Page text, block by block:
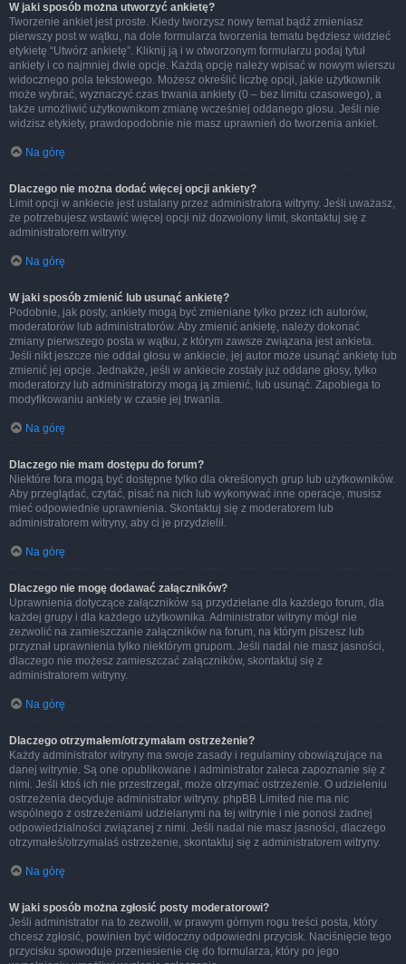
W jaki sposób można utworzyć ankietę?
Tworzenie ankiet jest proste. Kiedy tworzysz nowy temat bądź zmieniasz
pierwszy post w wątku, na dole formularza tworzenia tematu będziesz widzieć
etykietę “Utwórz ankietę”. Kliknij ją i w otworzonym formularzu podaj tytuł
ankiety i co najmniej dwie opcje. Każdą opcję należy wpisać w nowym wierszu
widocznego pola tekstowego. Możesz określić liczbę opcji, jakie użytkownik
może wybrać, wyznaczyć czas trwania ankiety (0 – bez limitu czasowego), a
także umożliwić użytkownikom zmianę wcześniej oddanego głosu. Jeśli nie
widzisz etykiety, prawdopodobnie nie masz uprawnień do tworzenia ankiet.
Na górę
Dlaczego nie można dodać więcej opcji ankiety?
Limit opcji w ankiecie jest ustalany przez administratora witryny. Jeśli uważasz,
że potrzebujesz wstawić więcej opcji niż dozwolony limit, skontaktuj się z
administratorem witryny.
Na górę
W jaki sposób zmienić lub usunąć ankietę?
Podobnie, jak posty, ankiety mogą być zmieniane tylko przez ich autorów,
moderatorów lub administratorów. Aby zmienić ankietę, należy dokonać
zmiany pierwszego posta w wątku, z którym zawsze związana jest ankieta.
Jeśli nikt jeszcze nie oddał głosu w ankiecie, jej autor może usunąć ankietę lub
zmienić jej opcje. Jednakże, jeśli w ankiecie zostały już oddane głosy, tylko
moderatorzy lub administratorzy mogą ją zmienić, lub usunąć. Zapobiega to
modyfikowaniu ankiety w czasie jej trwania.
Na górę
Dlaczego nie mam dostępu do forum?
Niektóre fora mogą być dostępne tylko dla określonych grup lub użytkowników.
Aby przeglądać, czytać, pisać na nich lub wykonywać inne operacje, musisz
mieć odpowiednie uprawnienia. Skontaktuj się z moderatorem lub
administratorem witryny, aby ci je przydzielił.
Na górę
Dlaczego nie mogę dodawać załączników?
Uprawnienia dotyczące załączników są przydzielane dla każdego forum, dla
każdej grupy i dla każdego użytkownika. Administrator witryny mógł nie
zezwolić na zamieszczanie załączników na forum, na którym piszesz lub
przyznał uprawnienia tylko niektórym grupom. Jeśli nadal nie masz jasności,
dlaczego nie możesz zamieszczać załączników, skontaktuj się z
administratorem witryny.
Na górę
Dlaczego otrzymałem/otrzymałam ostrzeżenie?
Każdy administrator witryny ma swoje zasady i regulaminy obowiązujące na
danej witrynie. Są one opublikowane i administrator zaleca zapoznanie się z
nimi. Jeśli ktoś ich nie przestrzegał, może otrzymać ostrzeżenie. O udzieleniu
ostrzeżenia decyduje administrator witryny. phpBB Limited nie ma nic
wspólnego z ostrzeżeniami udzielanymi na tej witrynie i nie ponosi żadnej
odpowiedzialności związanej z nimi. Jeśli nadal nie masz jasności, dlaczego
otrzymałeś/otrzymałaś ostrzeżenie, skontaktuj się z administratorem witryny.
Na górę
W jaki sposób można zgłosić posty moderatorowi?
Jeśli administrator na to zezwolił, w prawym górnym rogu treści posta, który
chcesz zgłosić, powinien być widoczny odpowiedni przycisk. Naciśnięcie tego
przycisku spowoduje przeniesienie cię do formularza, który po jego